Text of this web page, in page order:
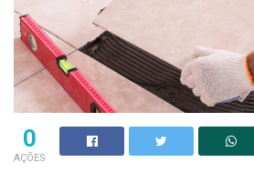
0
AÇÕES